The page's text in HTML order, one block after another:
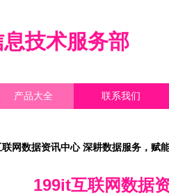
技术服务部
产品大全 联系我们
网数据资讯中心 深耕数据服务，赋
199it互联网数据